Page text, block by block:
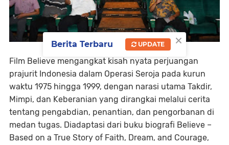
Film Believe mengangkat kisah nyata perjuangan
prajurit Indonesia dalam Operasi Seroja pada kurun
waktu 1975 hingga 1999, dengan narasi utama Takdir,
Mimpi, dan Keberanian yang dirangkai melalui cerita
tentang pengabdian, penantian, dan pengorbanan di
medan tugas. Diadaptasi dari buku biografi Believe –
Based on a True Story of Faith, Dream, and Courage,
×
Berita Terbaru UPDATE